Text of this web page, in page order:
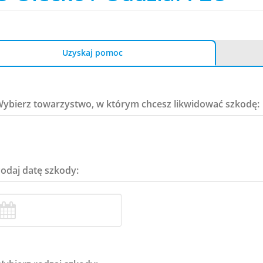
Uzyskaj pomoc
towarzystwo, w którym chcesz likwidować szkodę:
datę szkody: